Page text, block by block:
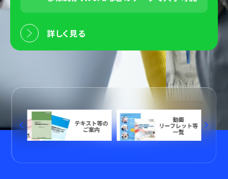
詳しく見る
keyboard_arrow_left keyboard_arrow_right